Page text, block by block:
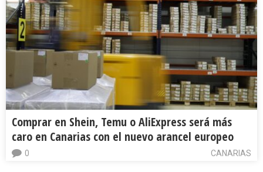
Comprar en Shein, Temu o AliExpress será más
caro en Canarias con el nuevo arancel europeo
CANARIAS
0